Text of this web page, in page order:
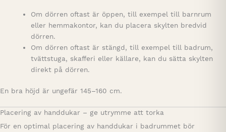
Om dörren oftast är öppen, till exempel till barnrum
eller hemmakontor, kan du placera skylten bredvid
dörren.
Om dörren oftast är stängd, till exempel till badrum,
tvättstuga, skafferi eller källare, kan du sätta skylten
direkt på dörren.
En bra höjd är ungefär 145–160 cm.
Placering av handdukar – ge utrymme att torka
För en optimal placering av handdukar i badrummet bör